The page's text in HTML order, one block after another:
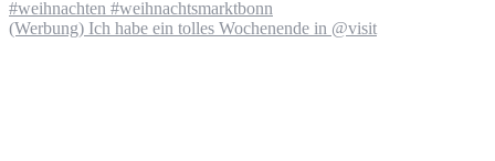
(Werbung) Ich habe ein tolles Wochenende in @visit